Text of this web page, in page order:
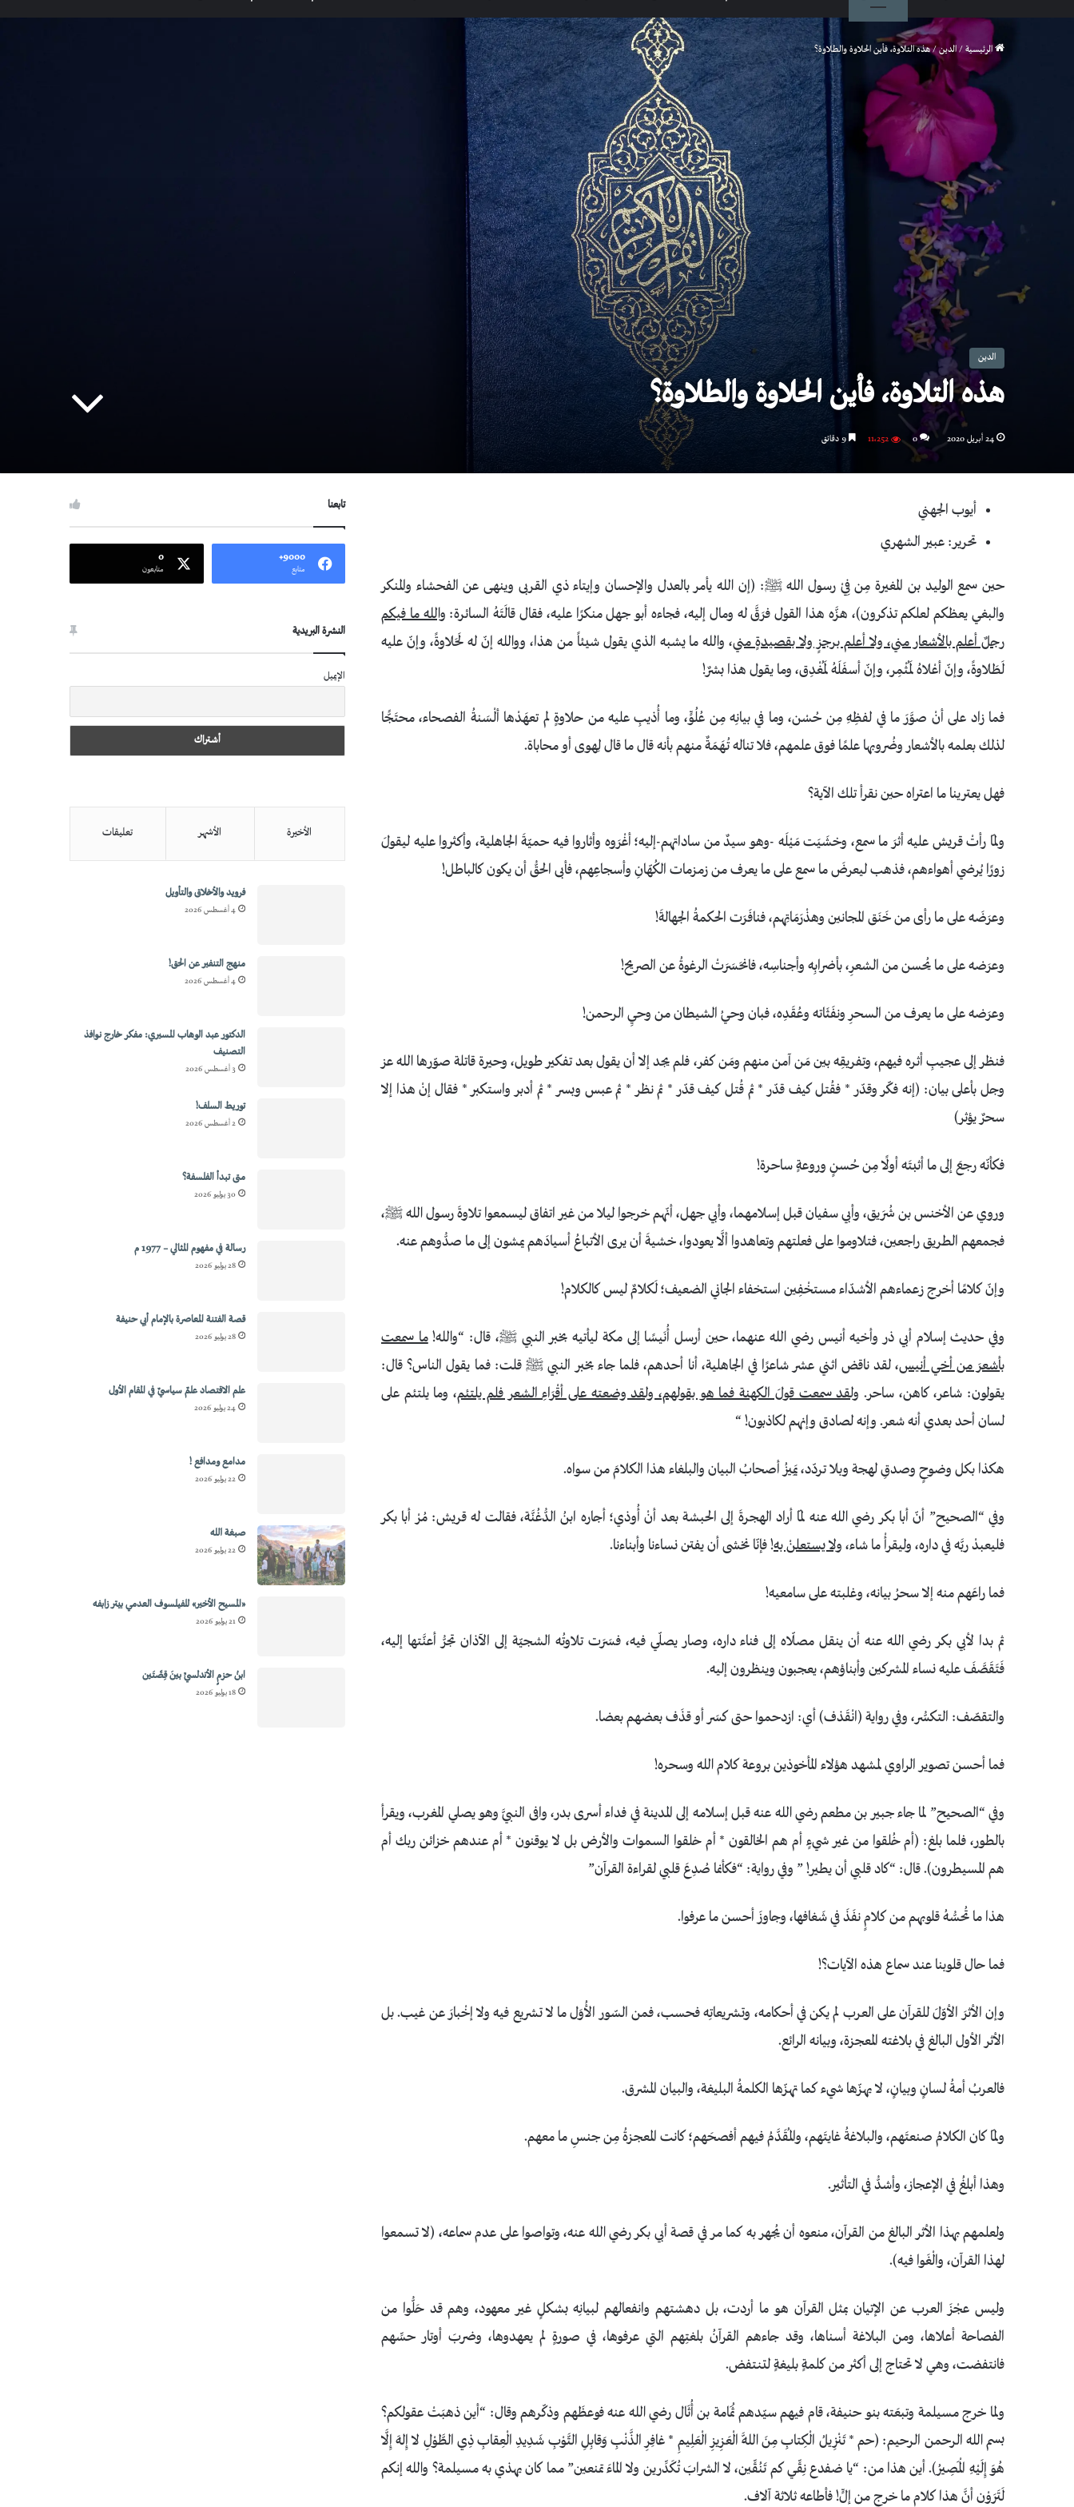
الرئيسية / الدين / هذه التلاوة، فأين الحلاوة والطلاوة؟
الدين
هذه التلاوة، فأين الحلاوة والطلاوة؟
24 أبريل 2020 0 11٬252
أيوب الجهني
تحرير: عبير الشهري
حين سمع الوليد بن المغيرة مِن فِيْ رسول الله ﷺ: ﴿إن الله يأمر بالعدل والإحسان وإيتاء ذي القربى وينهى عن الفحشاء والمنكر
والبغي يعظكم لعلكم تذكرون﴾، هزَّه هذا القول فرَقَّ له ومال إليه، فجاءه أبو جهل منكرًا عليه، فقال قالَتَهُ السائرة: والله ما فيكم
رجلٌ أعلم بالأشعار مني، ولا أعلم برجزٍ ولا بقصيدةٍ مني، والله ما يشبه الذي يقول شيئاً من هذا، ووالله إنّ له لَحَلاوةً، وإنّ عليه
لَطَلاوةً، وإنّ أعْلاهُ لَمُثْمِر، وإنّ أسفَلَهُ لَمُغْدِق، وما يقول هذا بشرٌ!
فما زاد على أنْ صوَّرَ ما في لفظِهِ مِن حُسْن، وما في بيانِه مِن عُلُوٍّ، وما أُذيبِ عليه من حلاوةٍ لم تعهَدْها ألْسَنةُ الفصحاء، محتَجًّا
لذلك بعلمه بالأشعار وضُروبها علمًا فوق علمهم، فلا تناله تُـهَمَةٌ منهم بأنه قال ما قال لِهوى أو محاباة.
فهل يعترينا ما اعتراه حين نقرأ تلك الآية؟
ولمّا رأتْ قريش عليه أثرَ ما سمع، وخشَيَت مَيْلَه -وهو سيدٌ من ساداتهم-إليه؛ أغْرَوه وأثاروا فيه حميّةَ الجاهلية، وأكثروا عليه ليقولَ
زورًا يُرضي أهواءهم، فذهب ليعرضَ ما سمع على ما يعرف من زمزمات الكُهّانِ وأسجاعِهم، فأبى الحقُّ أن يكون كالباطل!
وعرَضَه على ما رأى من خَنَق المجانين وهذْرَمَاتِهم، فنافَرَت الحكمةُ الجهالةَ!
وعرَضه على ما يُحسن من الشعرِ، بأضرابِه وأجناسِه، فانحَسَرَتْ الرغوةُ عن الصريح!
وعرَضه على ما يعرف من السحرِ ونفَثَاته وعُقَدِه، فبان وحيُ الشيطان من وحيِ الرحمن!
فنظر إلى عجيبِ أثره فيهم، وتفريقِه بين مَن آمن منهم ومَن كفر، فلم يجد إلا أن يقول بعد تفكير طويل، وحيرة قاتلة صوّرها الله عز
وجل بأعلى بيان: ﴿إنه فكّر وقدّر * فقُتل كيف قدّر * ثم قُتل كيف قدّر * ثم نظر * ثم عبس وبسر * ثم أدبر واستكبر * فقال إنْ هذا إلا
سحرٌ يؤثر﴾
فكأنّه رجعَ إلى ما أثبتَه أولًا مِن حُسنٍ وروعةٍ ساحرة!
وروي عن الأخنس بن شُرَيق، وأبي سفيان قبل إسلامهما، وأبي جهل، أنّهم خرجوا ليلا من غير اتفاق ليسمعوا تلاوةَ رسول الله ﷺ،
فجمعهم الطريق راجعين، فتلاوموا على فعلتهم وتعاهدوا ألَّا يعودوا، خشيةَ أن يرى الأتباعُ أسيادَهم يمشون إلى ما صدُّوهم عنه.
وإنّ كلامًا أخرج زعماءهم الأشدّاء مستخْفِين استخفاء الجاني الضعيف؛ لَكلامٌ ليس كالكلام!
وفي حديث إسلام أبي ذر وأخيه أنيس رضي الله عنهما، حين أرسل أُنَيسًا إلى مكة ليأتيه بخبر النبي ﷺ، قال: “والله!ما سمعت
بأشعرَ من أخي أنيس، لقد ناقض اثني عشر شاعرًا في الجاهلية، أنا أحدهم، فلما جاء بخبر النبي ﷺ قلت: فما يقول الناس؟ قال:
يقولون: شاعر، كاهن، ساحر. ولقد سمعت قولَ الكهنة فما هو بقولهم، ولقد وضعته على أقْرَاءِ الشعر فلم يلتئم، وما يلتئم على
لسان أحد بعدي أنه شعر. وإنه لصادق وإنهم لكاذبون! “
هكذا بكل وضوحٍ وصدقِ لهجة وبلا تردّد، يَمِيزُ أصحابُ البيان والبلغاء هذا الكلامَ من سواه.
وفي “الصحيح” أنّ أبا بكر رضي الله عنه لمّا أراد الهجرةَ إلى الحبشة بعد أنْ أُوذي؛ أجاره ابنُ الدُّغُنَّة، فقالت له قريش: مُرْ أبا بكر
فليعبدْ ربَّه في داره، وليقرأْ ما شاء، ولا يستعلنْ به! فإنّا نخشى أن يفتن نساءنا وأبناءنا.
فما راعَهم منه إلا سحرُ بيانه، وغلبته على سامعيه!
ثم بدا لأبي بكر رضي الله عنه أن ينقل مصلّاه إلى فناء داره، وصار يصلّي فيه، فسَرَت تلاوتُه الشجيّة إلى الآذان تجرُّ أعنَّتها إليه،
فَتَقَصَّفَ عليه نساء المشركين وأبناؤهم، يعجبون وينظرون إليه.
والتقصّف: التكسُّر، وفي رواية (انْقَذف) أي: ازدحموا حتى كسَر أو قذَف بعضهم بعضا.
فما أحسن تصوير الراوي لمشهد هؤلاء المأخوذين بروعة كلام الله وسحره!
وفي “الصحيح” لما جاء جبير بن مطعم رضي الله عنه قبل إسلامه إلى المدينة في فداء أسرى بدر، وافى النبيَّ وهو يصلي المغرب، ويقرأ
بالطور، فلما بلغ: ﴿أم خُلقوا من غير شيءٍ أم هم الخالقون * أم خلقوا السموات والأرض بل لا يوقنون * أم عندهم خزائن ربك أم
هم المسيطرون﴾. قال: “كاد قلبي أن يطير! ” وفي رواية: “فكأنما صُدِعَ ‌قلبي لقراءة القرآن”
هذا ما تُحسُّهُ قلوبهم من كلامٍ نفَذَ في شَغافها، وجاوزَ أحسن ما عرفوا.
فما حال قلوبنا عند سماع هذه الآيات؟!
وإن الأثرَ الأوّلَ للقرآن على العرب لم يكن في أحكامه، وتشريعاتِه فحسب، فمن السّور الأُوَل ما لا تشريع فيه ولا إخْبارَ عن غيب. بل
الأثر الأول البالغ في بلاغته المعجزة، وبيانه الرائع.
فالعربُ أمةُ لسانٍ وبيانٍ، لا يهزّها شيء كما تهزّها الكلمةُ البليغة، والبيان المشرق.
ولمّا كان الكلامُ صنعتَهم، والبلاغةُ غايتَهم، والمُقَدَّمُ فيهم أفصحَهم؛ كانت المعجزةُ مِن جنسِ ما معهم.
وهذا أبلغُ في الإعجاز، وأشدُّ في التأثير.
ولعلمهم بهذا الأثر البالغ من القرآن، منعوه أن يُجهر به كما مر في قصة أبي بكر رضي الله عنه، وتواصوا على عدم سماعه، ﴿لا تسمعوا
لهذا القرآن، والْغَوا فيه﴾.
وليس عجْزَ العرب عن الإتيان بمثل القرآن هو ما أردت، بل دهشتهم وانفعالهم لبيانِه بشكلٍ غير معهود، وهم قد حَلُّوا من
الفصاحة أعلاها، ومن البلاغة أسناها، وقد جاءهم القرآنُ بلغتِهم التي عرفوها، في صورةٍ لم يعهدوها، وضربَ أوتار حسِّهم
فانتفضت، وهي لا تحتاج إلى أكثر من كلمةٍ بليغةٍ لتنتفض.
ولما خرج مسيلمة وتبعَته بنو حنيفة، قام فيهم سيّدهم ثُمَامة بن أُثَال رضي الله عنه فوعظَهم وذكّرهم وقال: “أين ذهبَتْ عقولكم؟
بسم الله الرحمن الرحيم: ﴿حم * تَنْزِيلُ الْكِتابِ مِنَ اللَّهِ الْعَزِيزِ الْعَلِيمِ * غافِرِ الذَّنْبِ وَقابِلِ التَّوْبِ شَدِيدِ الْعِقابِ ذِي الطَّوْلِ لا إِلهَ إِلَّا
هُوَ إِلَيْهِ الْمَصِيرُ﴾. أين هذا من: “يا ضفدع نِقِّي كم تَنُقِّين، لا الشرابَ تُكَدِّرين ولا الماءَ تمنعين” مما كان يهذي به مسيلمة؟ والله إنكم
لَتَرَوْن أنَّ هذا كلام ما خرج من إلٍّ! فأطاعه ثلاثة آلاف.
تابعنا
9000+
متابع
0
متابعون
النشرة البريدية
الإيميل
الأخيرة الأشهر تعليقات
فرويد والأخلاق والتأويل
4 أغسطس 2026
منهج التنفير عن الحق!
4 أغسطس 2026
الدكتور عبد الوهاب المسيري: مفكر خارج نوافذ
التصنيف
3 أغسطس 2026
توريط السلف!
2 أغسطس 2026
متى تبدأ الفلسفة؟
30 يوليو 2026
رسالة في مفهوم المثالي – 1977 م
28 يوليو 2026
قصة الفتنة المعاصرة بالإمام أبي حنيفة
28 يوليو 2026
علم الاقتصاد علمٌ سياسيٌ في المقام الأول
24 يوليو 2026
مدامع ومدافع !
22 يوليو 2026
صبغة الله
22 يوليو 2026
«المسيح الأخير» للفيلسوف العدمي بيتر زابفه
21 يوليو 2026
ابنُ حزمٍ الأندلسيِّ بينَ قِصَّتَين
18 يوليو 2026